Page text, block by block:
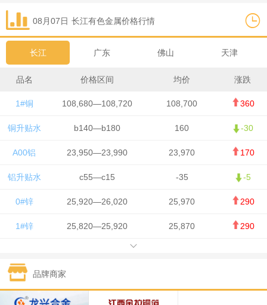
08月07日 长江有色金属价格行情
长江 广东 佛山 天津
品名 价格区间 均价 涨跌
1#铜 108,680—108,720 108,700 360
铜升贴水 b140—b180 160 -30
A00铝 23,950—23,990 23,970 170
铝升贴水 c55—c15 -35 -5
0#锌 25,920—26,020 25,970 290
1#锌 25,820—25,920 25,870 290
1#锡 434,000—436,000
1#镍 129,550—130,750
品牌商家